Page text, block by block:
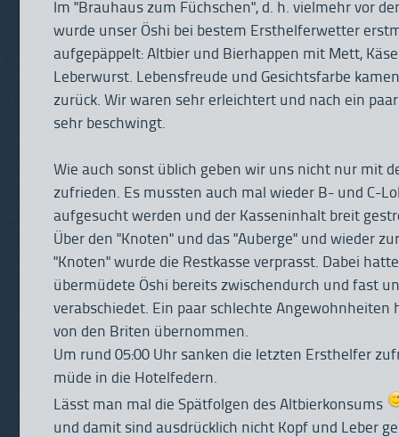
Im "Brauhaus zum Füchschen", d. h. vielmehr vor
wurde unser Öshi bei bestem Ersthelferwetter
aufgepäppelt: Altbier und Bierhappen mit Mett,
Leberwurst. Lebensfreude und Gesichtsfarbe
zurück. Wir waren sehr erleichtert und nach ein
sehr beschwingt.
Wie auch sonst üblich geben wir uns nicht nur mit
zufrieden. Es mussten auch mal wieder B- und C-
aufgesucht werden und der Kasseninhalt breit
Über den "Knoten" und das "Auberge" und wieder
"Knoten" wurde die Restkasse verprasst. Dabei
übermüdete Öshi bereits zwischendurch und fast
verabschiedet. Ein paar schlechte Angewohnheiten
von den Briten übernommen.
Um rund 05:00 Uhr sanken die letzten Ersthelfer
müde in die Hotelfedern.
Lässt man mal die Spätfolgen des Altbierkonsums
und damit sind ausdrücklich nicht Kopf und Leber